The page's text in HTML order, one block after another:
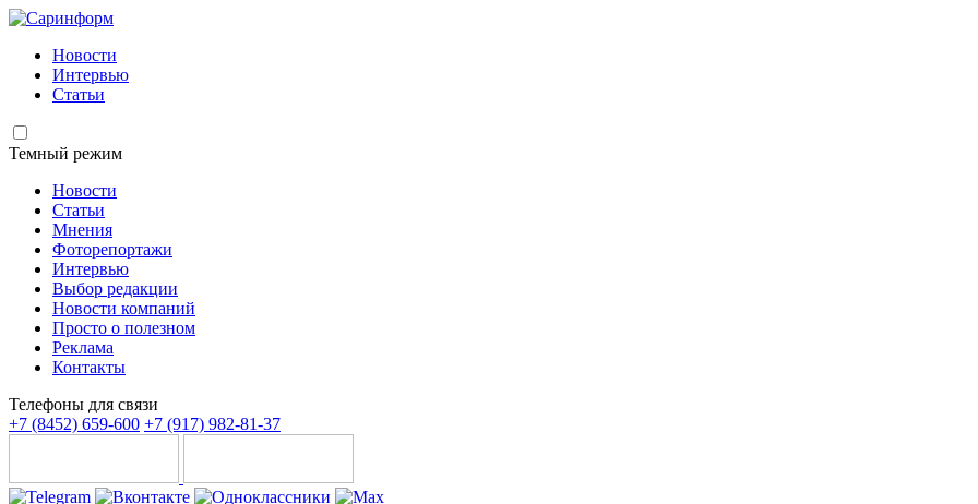
Новости
Интервью
Статьи
Темный режим
Новости
Статьи
Мнения
Фоторепортажи
Интервью
Выбор редакции
Новости компаний
Просто о полезном
Реклама
Контакты
Телефоны для связи
+7 (8452) 659-600 +7 (917) 982-81-37